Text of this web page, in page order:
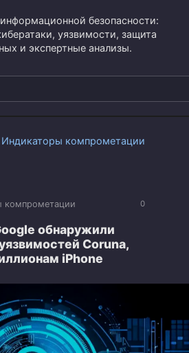
безопасности:
уязвимости, защита
и экспертные анализы.
Индикаторы компрометации
0
компрометации
обнаружили
Coruna,
iPhone